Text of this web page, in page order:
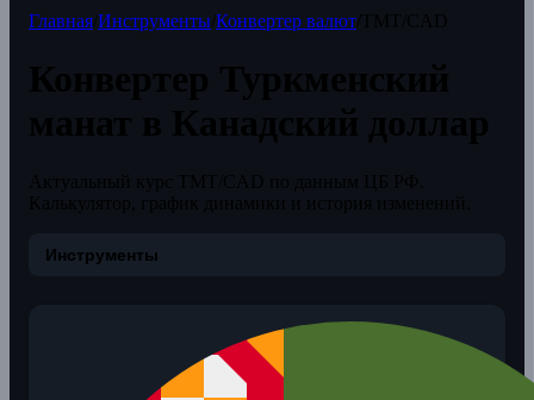
Главная Инструменты Конвертер валют
Инструменты